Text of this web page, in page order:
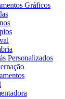
Gráficos
Personalizados